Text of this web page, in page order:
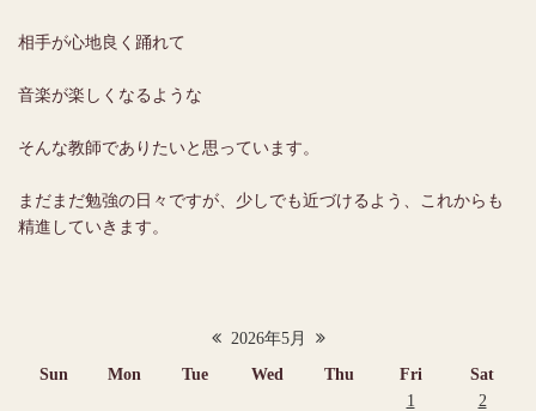
2026年5月
Sun
Mon Tue Wed Thu Fri
Sat
1
2
相手が心地良く踊れて
音楽が楽しくなるような
そんな教師でありたいと思っています。
まだまだ勉強の日々ですが、少しでも近づけるよう、これからも
精進していきます。